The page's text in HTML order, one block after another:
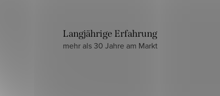
Langjährige Erfahrung
mehr als 30 Jahre am Markt